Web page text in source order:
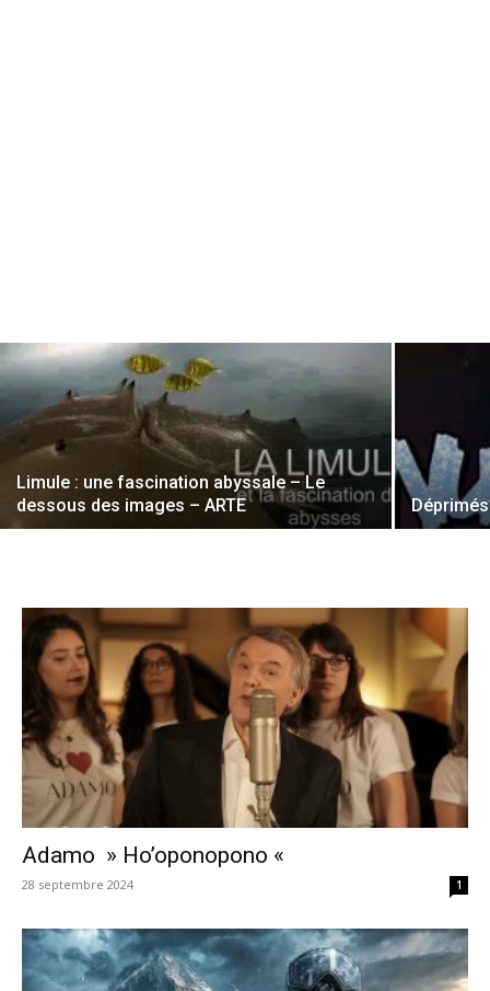
Limule : une fascination abyssale – Le
dessous des images – ARTE
Adamo » Ho’oponopono «
28 septembre 2024 1